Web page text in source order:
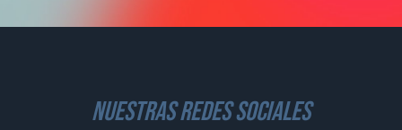
nuestras redes sociales